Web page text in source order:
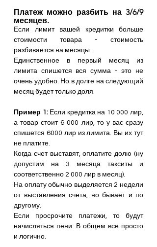
Платеж можно разбить на 3/6/9
месяцев.
Если лимит вашей кредитки больше
стоимости товара - стоимость
разбивается на месяцы.
Единственное в первый месяц из
лимита спишется вся сумма - это не
очень удобно. Но в долге на следующий
месяц будет только доля.
Пример 1: Если кредитка на 10 000 лир,
а товар стоит 6 000 лир, то у вас сразу
спишется 6000 лир из лимита. Вы их тут
не платите.
Когда счет выставят, оплатите долю (ну
допустим на 3 месяца такситы и
соответственно 2 000 лир в месяц).
На оплату обычно выделяется 2 недели
от выставления счета, но бывает и по
другому.
Если просрочите платежи, то будут
начисляться пени. В общем все просто
и логично.